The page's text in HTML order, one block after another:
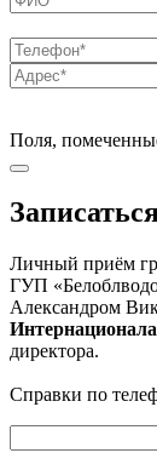
Поля,
Личный приём
ГУП
Александром
директора.
Справки по